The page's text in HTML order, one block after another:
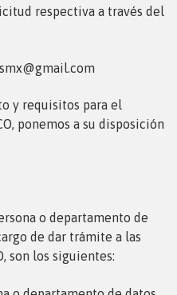
respectiva a través del
y requisitos para el
ponemos a su disposición
o departamento de
de dar trámite a las
son los siguientes: